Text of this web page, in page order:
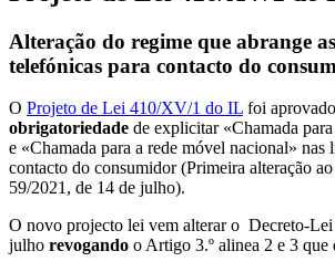
Alteração do regime que abrange
telefónicas para contacto do
O Projeto de Lei 410/XV/1 do IL foi
obrigatoriedade de explicitar «Chamada
e «Chamada para a rede móvel nacional» nas
contacto do consumidor (Primeira alteração
59/2021, de 14 de julho).
O novo projecto lei vem alterar o Decreto-Lei
julho revogando o Artigo 3.º alinea 2 e 3 que